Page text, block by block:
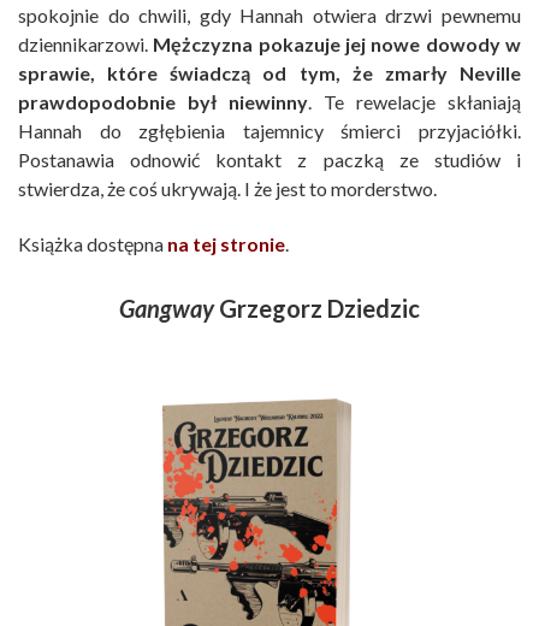
spokojnie do chwili, gdy Hannah otwiera drzwi pewnemu
dziennikarzowi. Mężczyzna pokazuje jej nowe dowody w
sprawie, które świadczą od tym, że zmarły Neville
prawdopodobnie był niewinny. Te rewelacje skłaniają
Hannah do zgłębienia tajemnicy śmierci przyjaciółki.
Postanawia odnowić kontakt z paczką ze studiów i
stwierdza, że coś ukrywają. I że jest to morderstwo.
Książka dostępna na tej stronie.
GangwayGrzegorz Dziedzic